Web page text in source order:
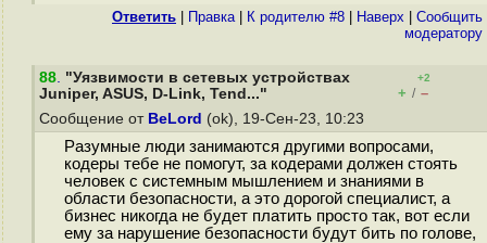
Ответить Правка| К родителю #8 Наверх
Cообщить
модератору
88. "Уязвимости в сетевых устройствах
Juniper, ASUS, D-Link, Tend..."
+2
+ / –
Сообщение от BeLord (ok), 19-Сен-23, 10:23
Разумные люди занимаются другими вопросами,
кодеры тебе не помогут, за кодерами должен стоять
человек с системным мышлением и знаниями в
области безопасности, а это дорогой специалист, а
бизнес никогда не будет платить просто так, вот если
ему за нарушение безопасности будут бить по голове,